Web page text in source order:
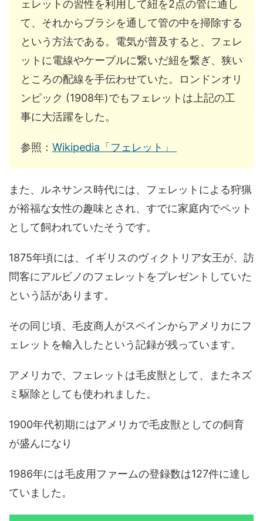
ェレットの習性を利用して紐を2点の管に通し
て、それからブラシを通して管の中を掃除する
という方法である。電気が普及すると、フェレ
ットに電線やケーブルに繋いだ紐を繋ぎ、狭い
ところの配線を手伝わせていた。ロンドンオリ
ンピック (1908年)でもフェレットは上記の工
事に大活躍をした。
参照： Wikipedia「フェレット」
また、ルネサンス時代には、フェレットによる狩猟
が裕福な女性の趣味とされ、すでに家庭内でペット
として飼われていたそうです。
1875年頃には、イギリスのヴィクトリア女王が、訪
問客にアルビノのフェレットをプレゼントしていた
という話があります。
その同じ頃、毛皮商人がスペインからアメリカにフ
ェレットを輸入したという記録が残っています。
アメリカで、フェレットは毛皮獣として、またネズ
ミ駆除としても使われました。
1900年代初期にはアメリカで毛皮獣としての飼育
が盛んになり
1986年には毛皮用ファームの登録数は127件に達し
ていました。